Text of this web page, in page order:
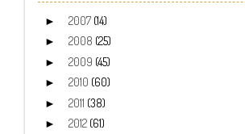
► 2007 (14)
► 2008 (25)
► 2009 (45)
► 2010 (60)
► 2011 (38)
► 2012 (61)